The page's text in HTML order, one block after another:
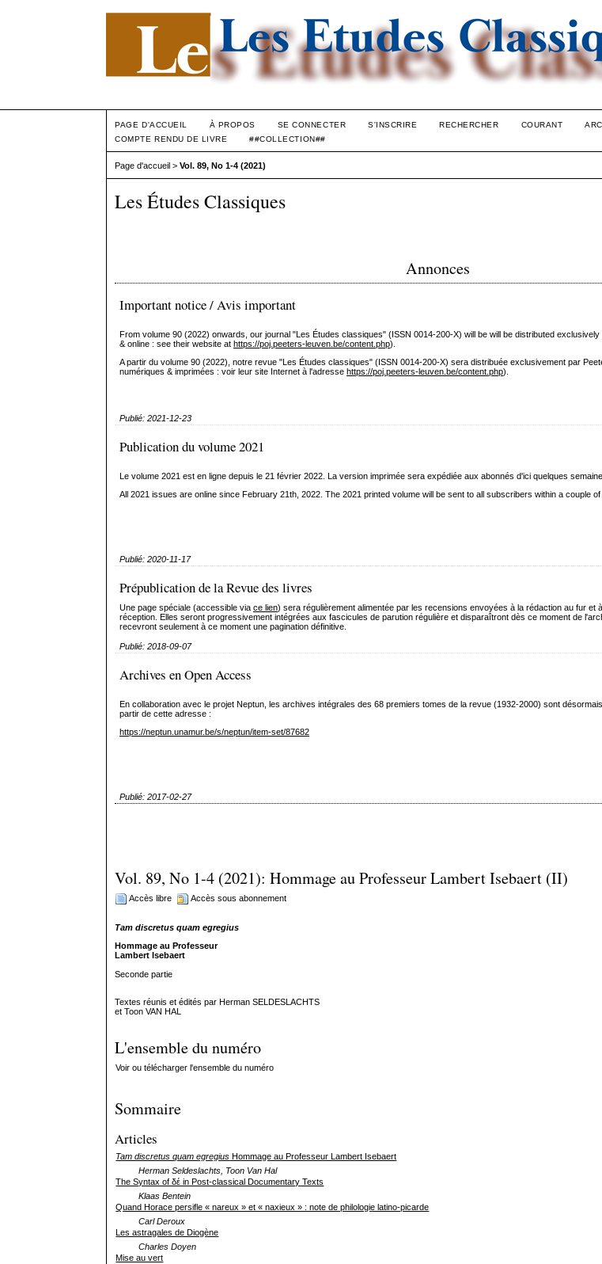
PAGE D'ACCUEIL À PROPOS SE CONNECTER S'INSCRIRE RECHERCHER COURANT
COMPTE RENDU DE LIVRE
##COLLECTION##
Page d'accueil >Vol. 89, No 1-4 (2021)
Les Études Classiques
Annonces
Important notice / Avis important
From volume 90 (2022) onwards , our journal "Les Études classiques" (ISSN 0014-200-X) will be will be distributed
& online : see their website at https://poj.peeters-leuven.be/content.php).
A partir du volume 90 (2022) , notre revue "Les Études classiques" (ISSN 0014-200-X) sera distribuée exclusivement par
numériques & imprimées : voir leur site Internet à l'adresse https://poj.peeters-leuven.be/content.php).
Publié: 2021-12-23
Publication du volume 2021
Le volume 2021 est en ligne depuis le 21 février 2022. La version imprimée sera expédiée aux abonnés d'ici quelques
All 2021 issues are online since February 21th, 2022. The 2021 printed volume will be sent to all subscribers within a couple of
Publié: 2020-11-17
Prépublication de la Revue des livres
Une page spéciale (accessible via ce lien) sera régulièrement alimentée par les recensions envoyées à la rédaction au fur et
réception. Elles seront progressivement intégrées aux fascicules de parution régulière et disparaîtront dès ce moment de
recevront seulement à ce moment une pagination définitive.
Publié: 2018-09-07
Archives en Open Access
En collaboration avec le projet Neptun, les archives intégrales des 68 premiers tomes de la revue (1932-2000) sont
partir de cette adresse :
https://neptun.unamur.be/s/neptun/item-set/87682
Publié: 2017-02-27
Vol. 89, No 1-4 (2021): Hommage au Professeur Lambert Isebaert (II)
Accès libre Accès sous abonnement
Tam discretus quam egregius
Hommage au Professeur
Lambert Isebaert
Seconde partie
Textes réunis et édités par Herman SELDESLACHTS
et Toon VAN HAL
L'ensemble du numéro
Voir ou télécharger l'ensemble du numéro
Sommaire
Articles
Tam discretus quam egregius Hommage au Professeur Lambert Isebaert
Herman Seldeslachts, Toon Van Hal
The Syntax of δέ in Post-classical Documentary Texts
Klaas Bentein
Quand Horace persifle « nareux » et « naxieux » : note de philologie latino-picarde
Carl Deroux
Les astragales de Diogène
Charles Doyen
Mise au vert